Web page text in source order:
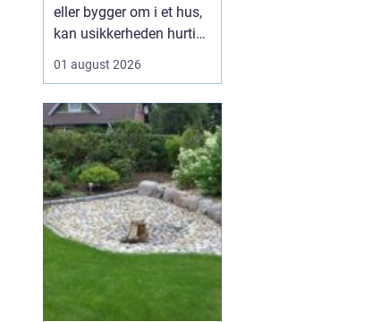
eller bygger om i et hus,
kan usikkerheden hurtigt
skjulte fejl gemmer sig i
installationerne lovlige?
Og hvordan står det til
med energiforbruget i en
tid, hvor varmeregningen
fylder ...
01 august 2026